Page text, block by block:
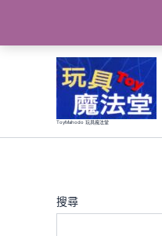
內
ToyMahodo 玩具魔法堂
搜尋